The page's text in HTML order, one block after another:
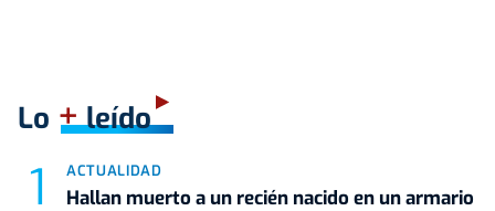
Lo +leído
ACTUALIDAD
Hallan muerto a un recién nacido en un armario